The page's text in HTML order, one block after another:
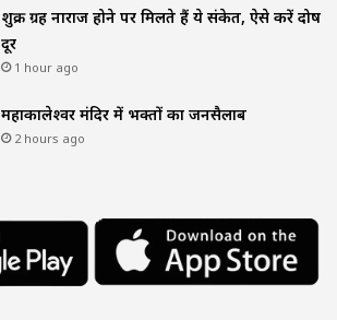
शुक्र ग्रह नाराज होने पर मिलते हैं ये संकेत, ऐसे करें दोष
दूर
1 hour ago
महाकालेश्वर मंदिर में भक्तों का जनसैलाब
2 hours ago